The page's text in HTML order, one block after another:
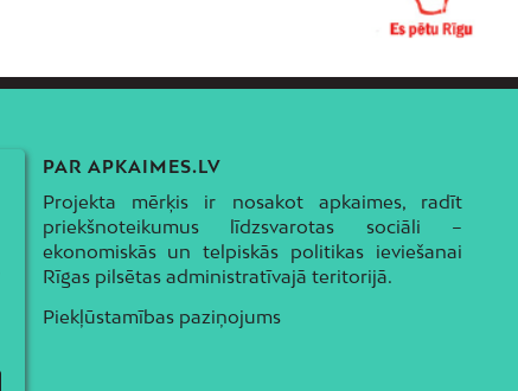
PAR APKAIMES.LV
Projekta mērķis ir nosakot apkaimes, radīt
priekšnoteikumus līdzsvarotas sociāli –
ekonomiskās un telpiskās politikas ieviešanai
Rīgas pilsētas administratīvajā teritorijā.
Piekļūstamības paziņojums